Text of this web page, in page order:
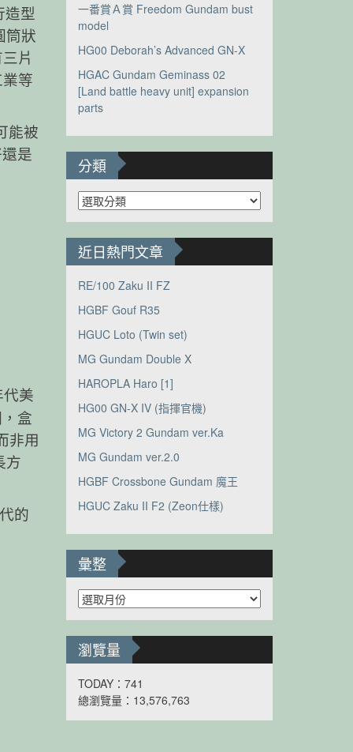
造型
筒狀
片
等
能被
是
代美
盒
非用
方
的
一番賞Ａ賞 Freedom Gundam bust
model
HG00 Deborah’s Advanced GN-X
HGAC Gundam Geminass 02
[Land battle heavy unit] expansion
parts
分類
分
類
近日熱門文章
RE/100 Zaku II FZ
HGBF Gouf R35
HGUC Loto (Twin set)
MG Gundam Double X
HAROPLA Haro [1]
HG00 GN-X IV (指揮官機)
MG Victory 2 Gundam ver.Ka
MG Gundam ver.2.0
HGBF Crossbone Gundam 魔王
HGUC Zaku II F2 (Zeon仕樣)
彙整
彙
整
瀏覽量
TODAY：741
總瀏覽量：13,576,763